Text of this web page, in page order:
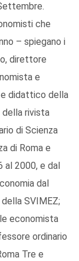
che
– spiegano i
direttore
e
didattico della
rivista
di Scienza
di Roma e
2000, e dal
dal
SVIMEZ;
economista
ordinario
Tre e